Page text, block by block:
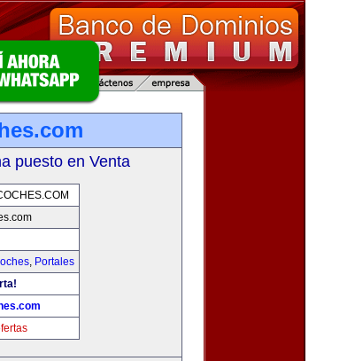
puesto en Venta
, Portales